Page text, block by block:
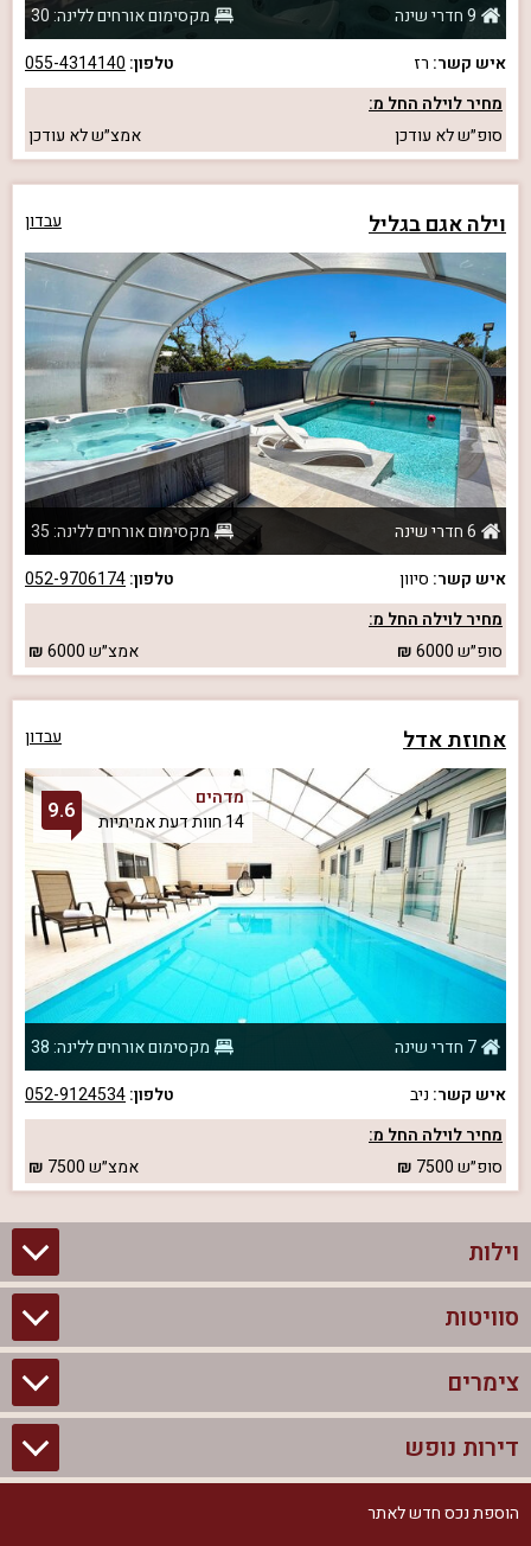
9 חדרי שינה
מקסימום אורחים ללינה: 30
איש קשר: רז טלפון: 055-4314140
מחיר לוילה החל מ:
סופ״שלא עודכן אמצ״שלא עודכן
וילה אגם בגליל עבדון
6 חדרי שינה
מקסימום אורחים ללינה: 35
איש קשר: סיוון טלפון:052-9706174
מחיר לוילה החל מ:
סופ״ש6000 אמצ״ש6000
אחוזת אדל עבדון
מדהים
14 חוות דעת אמיתיות
9.6
7 חדרי שינה
מקסימום אורחים ללינה: 38
איש קשר: ניב טלפון:052-9124534
מחיר לוילה החל מ:
סופ״ש7500 אמצ״ש7500
וילות
וילות בצפון
וילות להשכרה
וילות למסיבת רווקים
סוויטות
סוויטות בצפון
צימרים לזוגות עם בריכה פרטית
צימרים
צימרים בצפון
צימרים לזוגות
דירות נופש
דירות נופש בצפון
הוספת נכס חדש לאתר